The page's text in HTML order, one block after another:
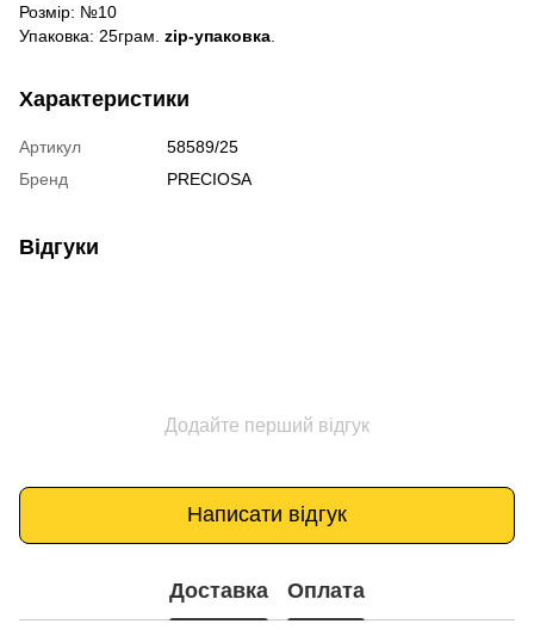
Розмір: №10
Упаковка: 25грам. zip-упаковка
Характеристики
Артикул
58589/25
Бренд
PRECIOSA
Відгуки
Додайте перший відгук
Написати відгук
Доставка Оплата